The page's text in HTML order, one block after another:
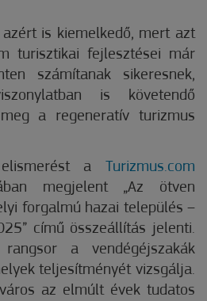
is kiemelkedő, mert azt
turisztikai fejlesztései már
számítanak sikeresnek,
is követendő
a regeneratív turizmus
a Turizmus.com
megjelent „Az ötven
forgalmú hazai település –
című összeállítás jelenti.
a vendégéjszakák
teljesítményét vizsgálja.
az elmúlt évek tudatos